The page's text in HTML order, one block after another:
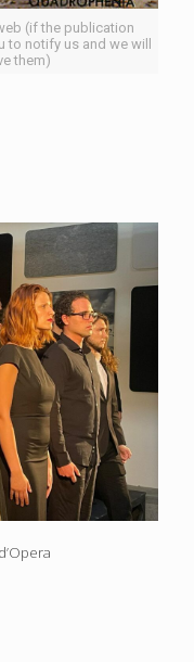
(if the publication
notify us and we will
them)